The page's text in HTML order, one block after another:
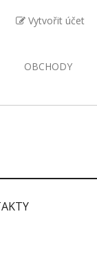
Vytvořit účet
OBCHODY